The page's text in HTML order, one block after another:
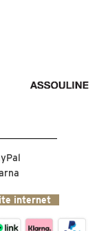
internet